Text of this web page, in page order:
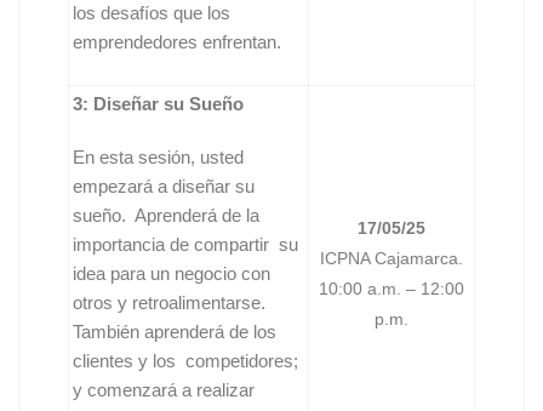
los desafíos que los
emprendedores enfrentan.
3: Diseñar su Sueño
En esta sesión, usted
empezará a diseñar su
sueño. Aprenderá de la
importancia de compartir su
idea para un negocio con
otros y retroalimentarse.
También aprenderá de los
clientes y los competidores;
y comenzará a realizar
17/05/25
ICPNA Cajamarca.
10:00 a.m. – 12:00
p.m.